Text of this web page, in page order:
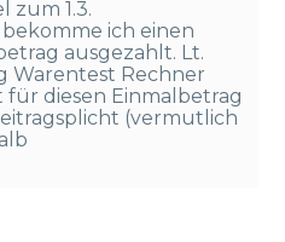
zum 1.3.
bekomme ich einen
ausgezahlt. Lt.
Warentest Rechner
für diesen Einmalbetrag
(vermutlich